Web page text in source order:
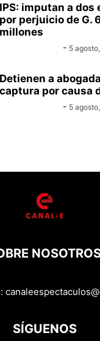
IPS: imputan a
por perjuicio de G.
millones
- 5
Detienen a
captura por causa
- 5
SÍGUENOS